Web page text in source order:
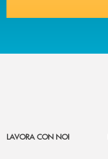
LAVORA CON NOI